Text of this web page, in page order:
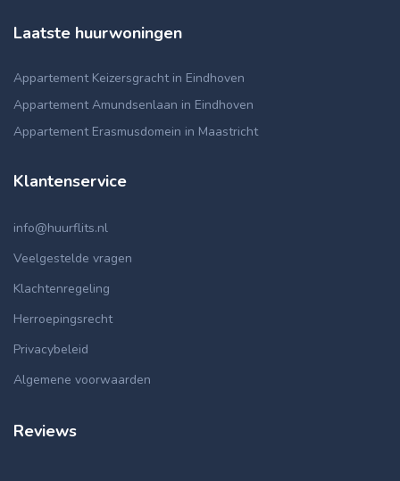
Laatste huurwoningen
Appartement Keizersgracht in Eindhoven
Appartement Amundsenlaan in Eindhoven
Appartement Erasmusdomein in Maastricht
Klantenservice
info@huurflits.nl
Veelgestelde vragen
Klachtenregeling
Herroepingsrecht
Privacybeleid
Algemene voorwaarden
Reviews